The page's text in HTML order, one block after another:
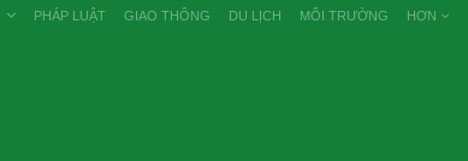
PHÁP LUẬT GIAO THÔNG DU LỊCH MÔI TRƯỜNG HƠN